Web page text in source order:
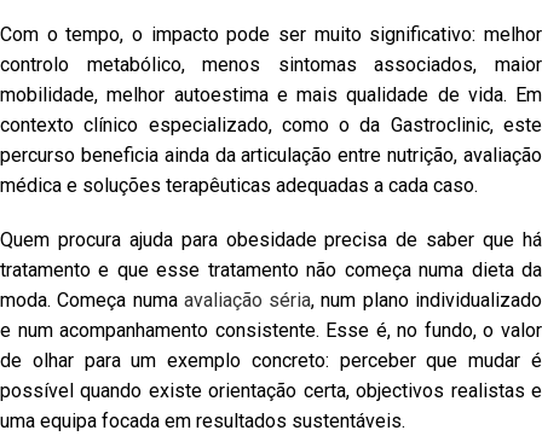
Com o tempo, o impacto pode ser muito significativo: melhor
controlo metabólico, menos sintomas associados, maior
mobilidade, melhor autoestima e mais qualidade de vida. Em
contexto clínico especializado, como o da Gastroclinic, este
percurso beneficia ainda da articulação entre nutrição, avaliação
médica e soluções terapêuticas adequadas a cada caso.
Quem procura ajuda para obesidade precisa de saber que há
tratamento e que esse tratamento não começa numa dieta da
moda. Começa numa avaliação séria, num plano individualizado
e num acompanhamento consistente. Esse é, no fundo, o valor
de olhar para um exemplo concreto: perceber que mudar é
possível quando existe orientação certa, objectivos realistas e
uma equipa focada em resultados sustentáveis.